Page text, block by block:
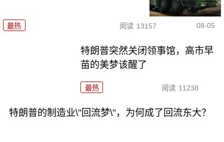
最热 阅读 13157 08-05
特朗普突然关闭领事馆，高市早
苗的美梦该醒了
最热 阅读 11238
特朗普的制造业\"回流梦\"，为何成了回流东大？